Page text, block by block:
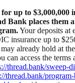
up to $3,000,000
Bank places them
Your deposits at
insurance up to
already hold at
can access the
thread.bank/sweep-
thread.bank/